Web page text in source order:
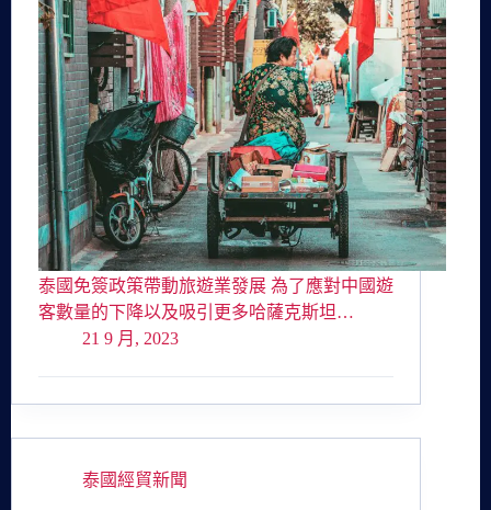
泰國免簽政策帶動旅遊業發展 為了應對中國遊
客數量的下降以及吸引更多哈薩克斯坦…
21 9 月, 2023
泰國經貿新聞